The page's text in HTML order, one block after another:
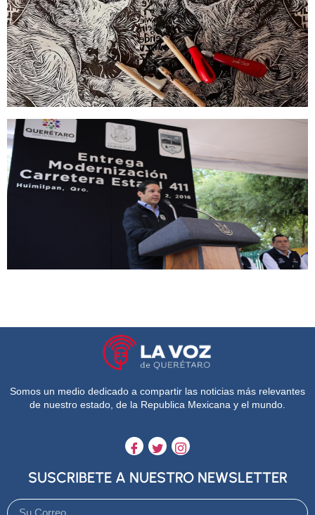
Somos un medio dedicado a compartir las noticias más relevantes
de nuestro estado, de la Republica Mexicana y el mundo.
SUSCRIBETE A NUESTRO NEWSLETTER